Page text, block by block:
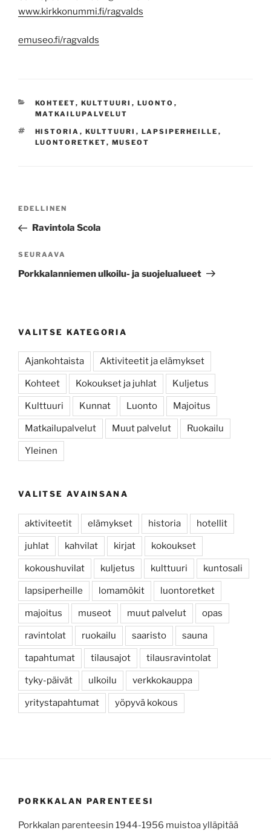
www.kirkkonummi.fi/ragvalds
emuseo.fi/ragvalds
KATEGORIAT
KOHTEET, KULTTUURI , LUONTO ,
MATKAILUPALVELUT
AVAINSANAT
HISTORIA , KULTTUURI , LAPSIPERHEILLE ,
LUONTORETKET, MUSEOT
Edellinen
artikkeli
EDELLINEN
Ravintola Scola
Seuraava
artikkeli
SEURAAVA
Porkkalanniemen ulkoilu- ja suojelualueet
VALITSE KATEGORIA
Ajankohtaista Aktiviteetit ja elämykset
Kohteet Kokoukset ja juhlat Kuljetus
Kulttuuri Kunnat Luonto Majoitus
Matkailupalvelut Muut palvelut Ruokailu
Yleinen
VALITSE AVAINSANA
aktiviteetit elämykset historia hotellit
juhlat kahvilat kirjat kokoukset
kokoushuvilat kuljetus kulttuuri kuntosali
lapsiperheille lomamökit luontoretket
majoitus museot muut palvelut opas
ravintolat ruokailu saaristo sauna
tapahtumat tilausajot tilausravintolat
tyky-päivät ulkoilu verkkokauppa
yritystapahtumat yöpyvä kokous
PORKKALAN PARENTEESI
Porkkalan parenteesin 1944-1956 muistoa ylläpitää